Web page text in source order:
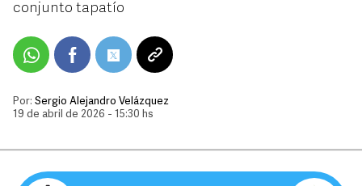
conjunto tapatío
Por: Sergio Alejandro Velázquez
19 de abril de 2026 - 15:30 hs